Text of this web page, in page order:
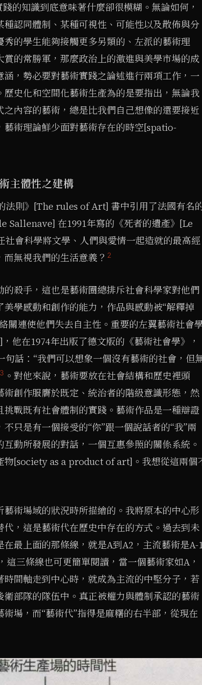
的知識到底意味著什麼卻很模糊。無論如何，
認同體制、某種可視性、可能性以及散佈與分
的學生能夠接觸更多另類的、左派的藝術理
的常勝軍，那麼政治上的激進與美學市場的成
，勢必要對藝術實踐之論述進行兩項工作，一
史化和空間化藝術生產為的是要指出，無論我
內容的藝術，總是比我們自己想像的還要接近
術理論鮮少面對藝術存在的時空[spatio-
主體性之建構
法則》[The rules of Art] 書中引用了法國有名
Sallenave] 在1991年寫的《死者的遺產》[Le
會科學將文學、人們與愛情一起造就的最高經
無視我們的生活意義？ 2
殺手，這也是藝術圈總排斥社會科學家對他們
學感動和創作的能力，作品與感動被“解釋掉
關連使他們失去自主性。重要的左翼藝術社會
他在1974年出版了德文版的《藝術社會學》，
句話：“我們可以想象一個沒有藝術的社會，但
3 。對他來說，藝術要放在社會結構和歷史裡頭
創作服膺於既定、統治者的階級意識形態，然
戰既有社會體制的實踐。藝術作品是一種辯證
只是有一個接受的“你”跟一個說話者的“我”兩
動所發展的對話，一個互惠參照的關係系統。
物[society as a product of art]。我想從這兩個
藝術場域的狀況時所描繪的。我將原本的中心形
，這是藝術代在歷史中存在的方式。過去到未
最上面的那條線，就是A到A2，主流藝術是A-
這三條線也可更簡單閱讀，當一個藝術家如A，
間軸走到中心時，就成為主流的中堅分子，若
部隊的隊伍中。真正被權力與體制承認的藝術
場，而“藝術代”指得是麻糬的右半部，從現在